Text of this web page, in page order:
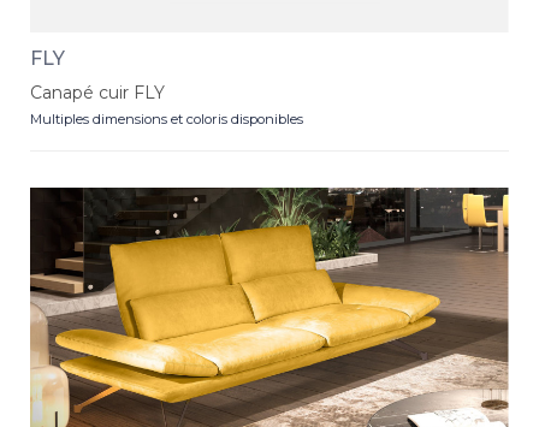
FLY
Canapé cuir FLY
Multiples dimensions et coloris disponibles